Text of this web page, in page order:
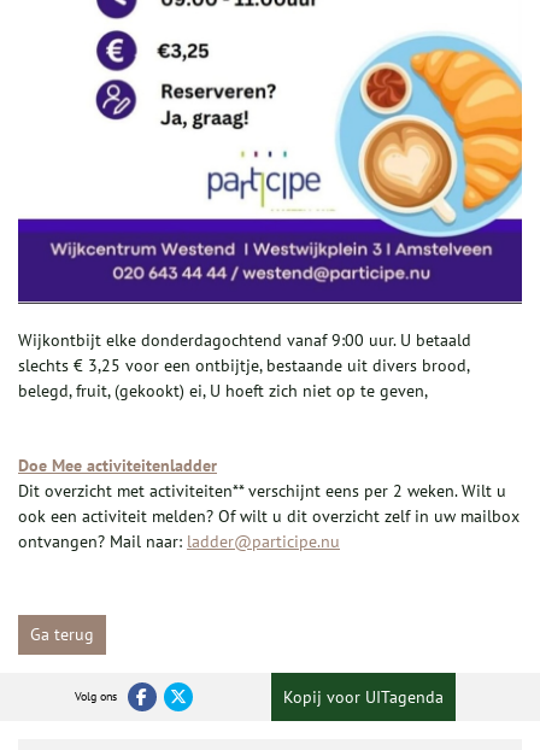
Wijkontbijt elke donderdagochtend vanaf 9:00 uur. U betaald
slechts € 3,25 voor een ontbijtje, bestaande uit divers brood,
belegd, fruit, (gekookt) ei, U hoeft zich niet op te geven,
Doe Mee activiteitenladder
Dit overzicht met activiteiten** verschijnt eens per 2 weken. Wilt u
ook een activiteit melden? Of wilt u dit overzicht zelf in uw mailbox
ontvangen? Mail naar: ladder@participe.nu
Ga terug
Volg ons Kopij voor UITagenda